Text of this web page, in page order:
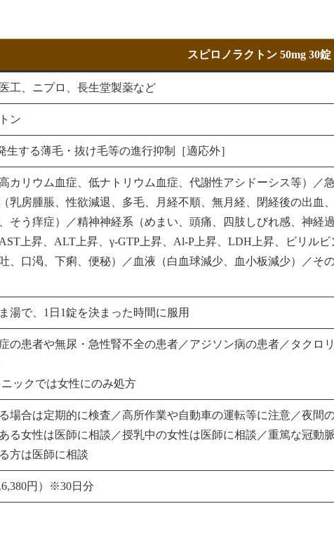
スピロノラクトン 50mg 30錠
工、ニプロ、長生堂製薬など
ン
生する薄毛・抜け毛等の進行抑制［適応外］
カリウム血症、低ナトリウム血症、代謝性アシドーシス等）／
乳房腫脹、性欲減退、多毛、月経不順、無月経、閉経後の出血
そう痒症）／精神神経系（めまい、頭痛、四肢しびれ感、神経
上昇、ALT上昇、γ-GTP上昇、Al-P上昇、LDH上昇、ビリル
、口渇、下痢、便秘）／血液（白血球減少、血小板減少）／そ
湯で、1日1錠を決まった時間に服用
の患者や無尿・急性腎不全の患者／アジソン病の患者／タクロ
ックでは女性にのみ処方
場合は定期的に検査／高所作業や自動車の運転等に注意／夜間
る女性は医師に相談／授乳中の女性は医師に相談／重篤な冠動
方は医師に相談
円）※30日分